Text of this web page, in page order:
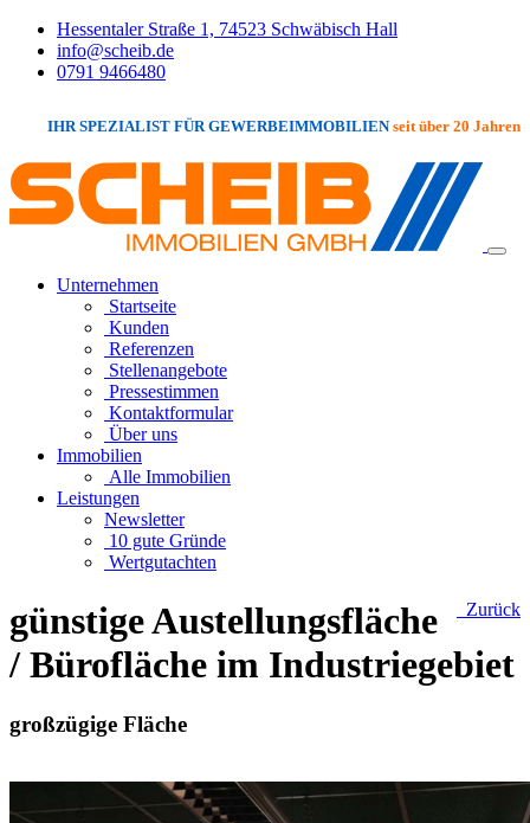
Hessentaler Straße 1, 74523 Schwäbisch Hall
info@scheib.de
0791 9466480
IHR SPEZIALIST FÜR GEWERBEIMMOBILIENseit über 20 Jahren
Unternehmen
Startseite
Kunden
Referenzen
Stellenangebote
Pressestimmen
Kontaktformular
Über uns
Immobilien
Alle Immobilien
Leistungen
Newsletter
10 gute Gründe
Wertgutachten
Zurück
günstige Austellungsfläche
/ Bürofläche im Industriegebiet
großzügige Fläche